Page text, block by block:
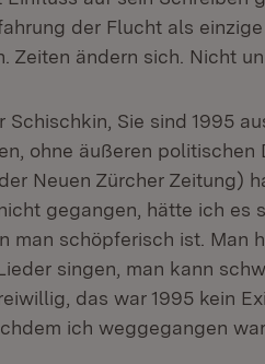
der Flucht als
Zeiten ändern sich. Nicht
Schischkin, Sie sind 1995
ohne äußeren
Neuen Zürcher Zeitung)
gegangen, hätte ich
man schöpferisch ist. Man
singen, man kann
das war 1995 kein
ich weggegangen